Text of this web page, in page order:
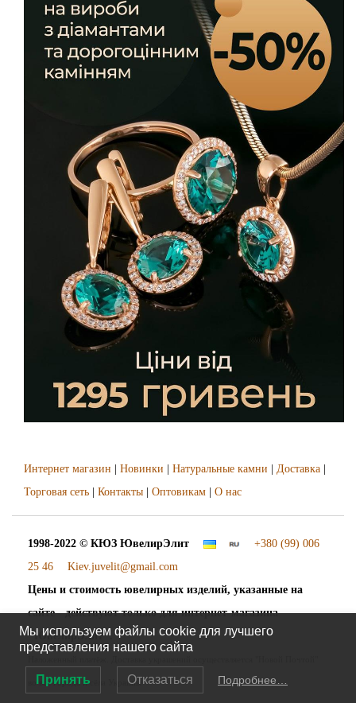
Интернет магазин Новинки Натуральные камни Доставка
Торговая сеть
Контакты Оптовикам О нас
1998-2022 © КЮЗ ЮвелирЭлит
+380 (99) 006
25 46
Kiev.juvelit@gmail.com
Цены и стоимость ювелирных изделий, указанные на
сайте - действуют только для интернет-магазина
"ЮвелирЭлит".
во все города и сёла Украины
Мы используем файлы cookie для лучшего
представления нашего сайта
Принять Отказаться Подробнее…